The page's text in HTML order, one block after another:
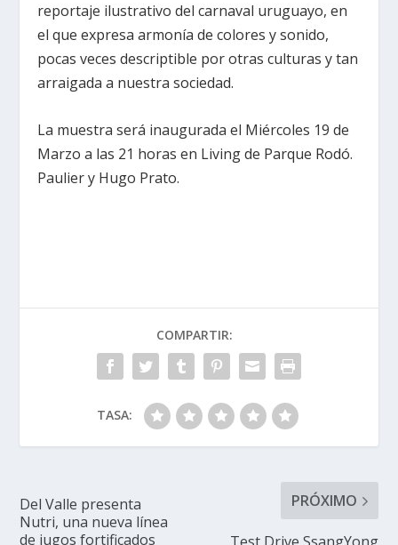
reportaje ilustrativo del carnaval uruguayo, en
el que expresa armonía de colores y sonido,
pocas veces descriptible por otras culturas y tan
arraigada a nuestra sociedad.
La muestra será inaugurada el Miércoles 19 de
Marzo a las 21 horas en Living de Parque Rodó.
Paulier y Hugo Prato.
COMPARTIR:
TASA:
Del Valle presenta
Nutri, una nueva línea
de jugos fortificados
PRÓXIMO